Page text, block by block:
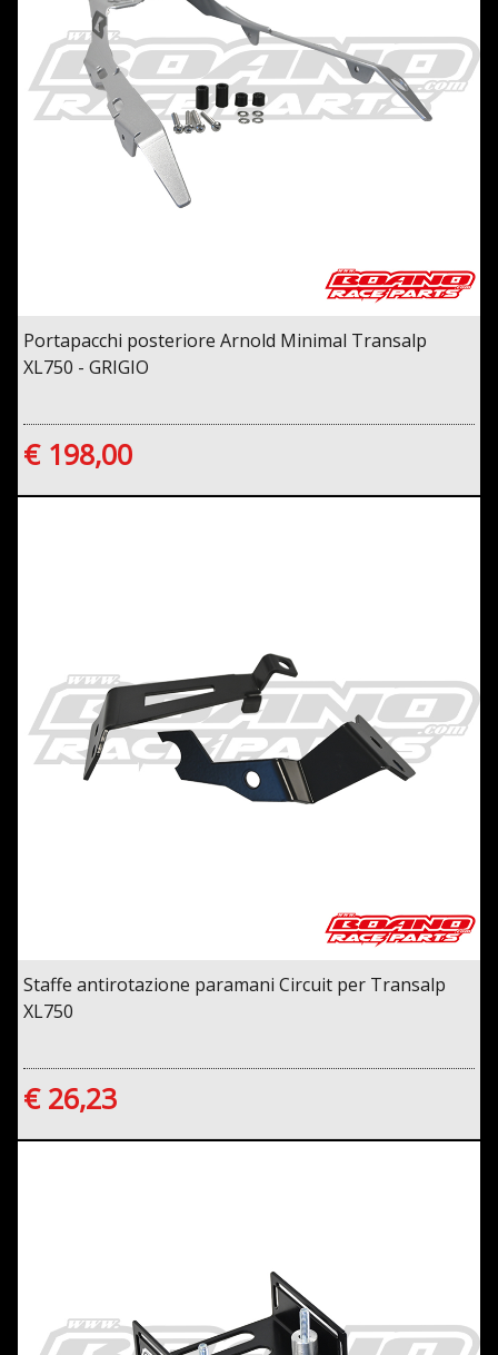
Portapacchi posteriore Arnold Minimal Transalp
XL750 - GRIGIO
€ 198,00
Staffe antirotazione paramani Circuit per Transalp
XL750
€ 26,23